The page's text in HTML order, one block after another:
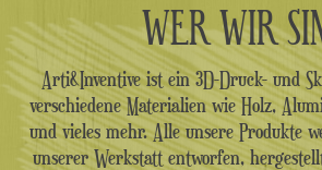
WER WIR
Arti&Inventive ist ein 3D-Druck- und
verschiedene Materialien wie Holz,
und vieles mehr. Alle unsere Produkte
unserer Werkstatt entworfen,